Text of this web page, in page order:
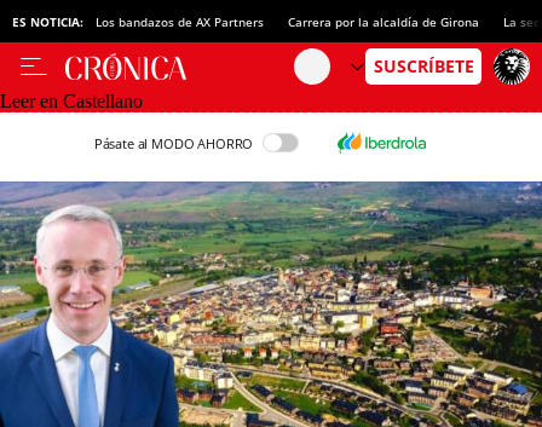
ES NOTICIA: Los bandazos de AX Partners Carrera por la alcaldía de Girona La
Leer en Castellano
Pásate al MODO AHORRO